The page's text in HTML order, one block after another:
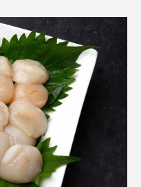
ザメ
エイ
オオカミウオ
ショウウオ
オタリア